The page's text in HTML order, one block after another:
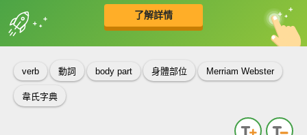
了解詳情
收錄佳句 中
英
verb 動詞 body part 身體部位 Merriam Webster
韋氏字典